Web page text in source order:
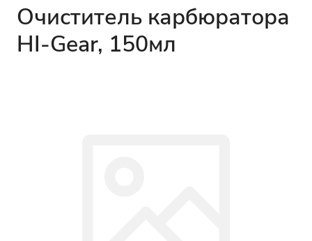
Очиститель карбюратора
HI-Gear, 150мл